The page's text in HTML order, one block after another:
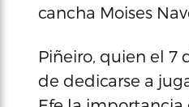
cancha Moises
Piñeiro, quien el 7
de dedicarse a